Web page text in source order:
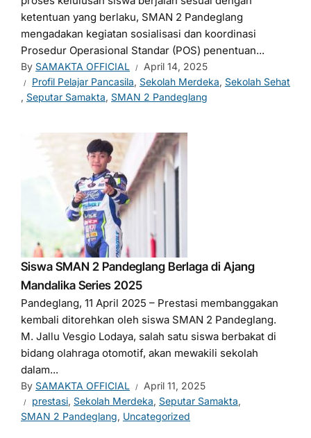
ketentuan yang berlaku, SMAN 2 Pandeglang
mengadakan kegiatan sosialisasi dan koordinasi
Prosedur Operasional Standar (POS) penentuan...
By SAMAKTA OFFICIAL
April 14, 2025
Profil Pelajar Pancasila, Sekolah Merdeka, Sekolah Sehat
, Seputar Samakta, SMAN 2 Pandeglang
Siswa SMAN 2 Pandeglang Berlaga di Ajang
Mandalika Series 2025
Pandeglang, 11 April 2025 – Prestasi membanggakan
kembali ditorehkan oleh siswa SMAN 2 Pandeglang.
M. Jallu Vesgio Lodaya, salah satu siswa berbakat di
bidang olahraga otomotif, akan mewakili sekolah
dalam...
By SAMAKTA OFFICIAL
April 11, 2025
prestasi, Sekolah Merdeka, Seputar Samakta,
SMAN 2 Pandeglang, Uncategorized